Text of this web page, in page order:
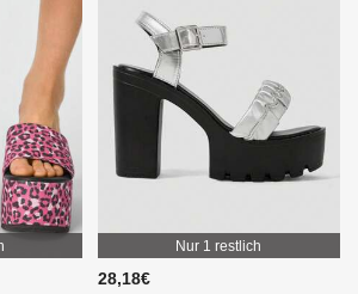
Nur 1 restlich
28,18€